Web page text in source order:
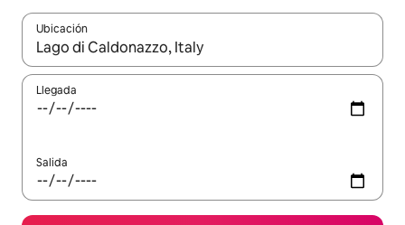
Ubicación
Cuando los resultados estén disponibles, navega con las
Llegada
Salida